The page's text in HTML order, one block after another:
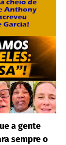
a gente
sempre o